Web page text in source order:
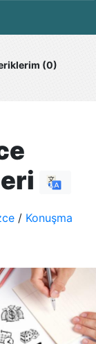
(0)
/ Konuşma